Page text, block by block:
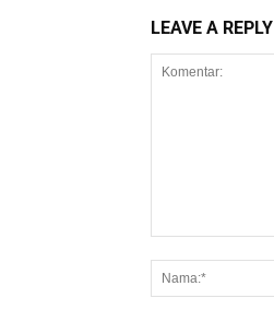
LEAVE A REPLY